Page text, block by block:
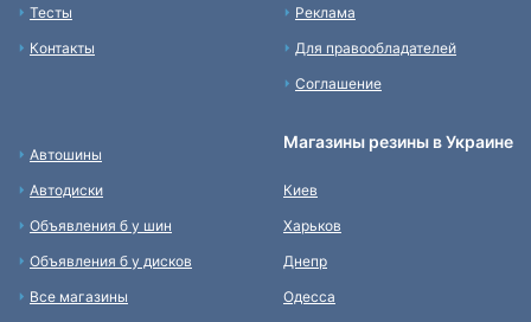
Тесты
Контакты
Реклама
Для правообладателей
Соглашение
Автошины
Автодиски
Объявления б у шин
Объявления б у дисков
Все магазины
Магазины резины в Украине
Киев
Харьков
Днепр
Одесса